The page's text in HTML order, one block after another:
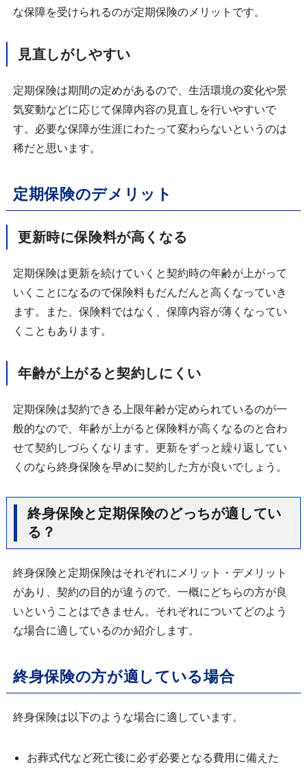
な保障を受けられるのが定期保険のメリットです。
見直しがしやすい
定期保険は期間の定めがあるので、生活環境の変化や景
気変動などに応じて保障内容の見直しを行いやすいで
す。必要な保障が生涯にわたって変わらないというのは
稀だと思います。
定期保険のデメリット
更新時に保険料が高くなる
定期保険は更新を続けていくと契約時の年齢が上がって
いくことになるので保険料もだんだんと高くなっていき
ます。また、保険料ではなく、保障内容が薄くなってい
くこともあります。
年齢が上がると契約しにくい
定期保険は契約できる上限年齢が定められているのが一
般的なので、年齢が上がると保険料が高くなるのと合わ
せて契約しづらくなります。更新をずっと繰り返してい
くのなら終身保険を早めに契約した方が良いでしょう。
終身保険と定期保険のどっちが適してい
る？
終身保険と定期保険はそれぞれにメリット・デメリット
があり、契約の目的が違うので、一概にどちらの方が良
いということはできません。それぞれについてどのよう
な場合に適しているのか紹介します。
終身保険の方が適している場合
終身保険は以下のような場合に適しています。
お葬式代など死亡後に必ず必要となる費用に備えた